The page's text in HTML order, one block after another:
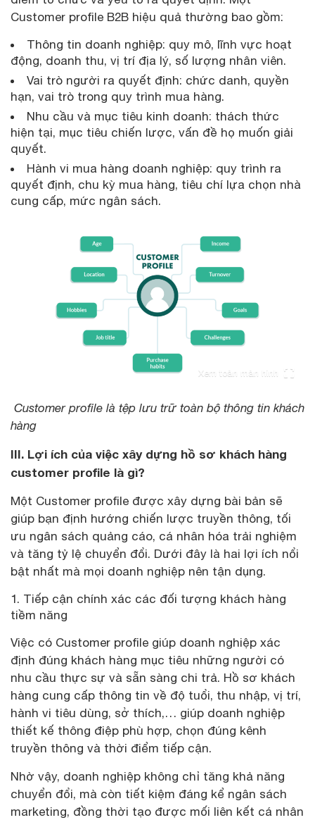
Customer profile B2B hiệu quả thường bao gồm:
Thông tin doanh nghiệp: quy mô, lĩnh vực hoạt
động, doanh thu, vị trí địa lý, số lượng nhân viên.
Vai trò người ra quyết định: chức danh, quyền
hạn, vai trò trong quy trình mua hàng.
Nhu cầu và mục tiêu kinh doanh: thách thức
hiện tại, mục tiêu chiến lược, vấn đề họ muốn giải
quyết.
Hành vi mua hàng doanh nghiệp: quy trình ra
quyết định, chu kỳ mua hàng, tiêu chí lựa chọn nhà
cung cấp, mức ngân sách.
Xem toàn màn hình
Customer profile là tệp lưu trữ toàn bộ thông tin khách
hàng
III. Lợi ích của việc xây dựng hồ sơ khách hàng
customer profile là gì?
Một Customer profile được xây dựng bài bản sẽ
giúp bạn định hướng chiến lược truyền thông, tối
ưu ngân sách quảng cáo, cá nhân hóa trải nghiệm
và tăng tỷ lệ chuyển đổi. Dưới đây là hai lợi ích nổi
bật nhất mà mọi doanh nghiệp nên tận dụng.
Tiếp cận chính xác các đối tượng khách hàng
tiềm năng
Việc có Customer profile giúp doanh nghiệp xác
định đúng khách hàng mục tiêu những người có
nhu cầu thực sự và sẵn sàng chi trả. Hồ sơ khách
hàng cung cấp thông tin về độ tuổi, thu nhập, vị trí,
hành vi tiêu dùng, sở thích,… giúp doanh nghiệp
thiết kế thông điệp phù hợp, chọn đúng kênh
truyền thông và thời điểm tiếp cận.
Nhờ vậy, doanh nghiệp không chỉ tăng khả năng
chuyển đổi, mà còn tiết kiệm đáng kể ngân sách
marketing, đồng thời tạo được mối liên kết cá nhân